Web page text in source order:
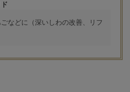
などに（深いしわの改善、リフ